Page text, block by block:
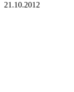
21.10.2012